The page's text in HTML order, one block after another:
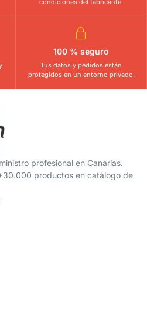
condiciones del fabricante.
100 % seguro
Tus datos y pedidos están
protegidos en un entorno privado.
profesional en Canarias.
productos en catálogo de